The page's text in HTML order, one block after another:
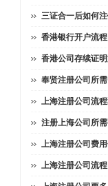
三证合一后如何
香港银行开户流程
香港公司存续证
奉贤注册公司所
上海注册公司流
注册上海公司所
上海注册公司费
上海注册公司流程